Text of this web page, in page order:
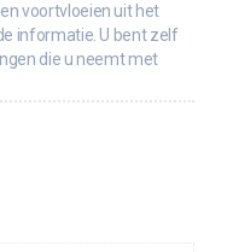
voortvloeien uit het
informatie. U bent zelf
die u neemt met